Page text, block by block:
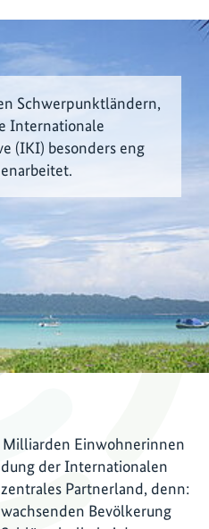
Schwerpunktländern,
Internationale
(IKI) besonders eng
Einwohnerinnen
der Internationalen
Partnerland, denn:
Bevölkerung